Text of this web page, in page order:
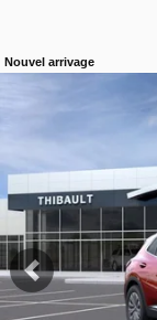
Nouvel arrivage
VOIR PLUS
Précédent